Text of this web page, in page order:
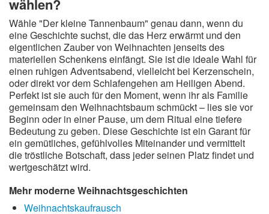
wählen?
Wähle "Der kleine Tannenbaum" genau dann, wenn du
eine Geschichte suchst, die das Herz erwärmt und den
eigentlichen Zauber von Weihnachten jenseits des
materiellen Schenkens einfängt. Sie ist die ideale Wahl für
einen ruhigen Adventsabend, vielleicht bei Kerzenschein,
oder direkt vor dem Schlafengehen am Heiligen Abend.
Perfekt ist sie auch für den Moment, wenn ihr als Familie
gemeinsam den Weihnachtsbaum schmückt – lies sie vor
Beginn oder in einer Pause, um dem Ritual eine tiefere
Bedeutung zu geben. Diese Geschichte ist ein Garant für
ein gemütliches, gefühlvolles Miteinander und vermittelt
die tröstliche Botschaft, dass jeder seinen Platz findet und
wertgeschätzt wird.
Mehr moderne Weihnachtsgeschichten
Weihnachtskaufrausch